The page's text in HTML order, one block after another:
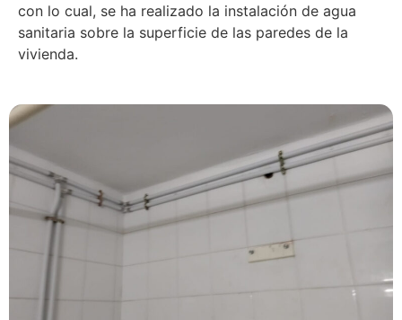
con lo cual, se ha realizado la instalación de agua
sanitaria sobre la superficie de las paredes de la
vivienda.